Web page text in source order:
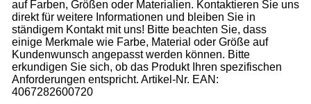
auf Farben, Größen oder Materialien. Kontaktieren Sie uns
direkt für weitere Informationen und bleiben Sie in
ständigem Kontakt mit uns! Bitte beachten Sie, dass
einige Merkmale wie Farbe, Material oder Größe auf
Kundenwunsch angepasst werden können. Bitte
erkundigen Sie sich, ob das Produkt Ihren spezifischen
Anforderungen entspricht. Artikel-Nr. EAN:
4067282600720